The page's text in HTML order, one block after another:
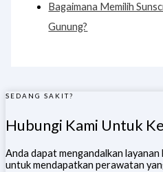
Bagaimana Memilih
Gunung?
SEDANG SAKIT?
Hubungi Kami Untuk
Anda dapat mengandalkan
untuk mendapatkan perawatan